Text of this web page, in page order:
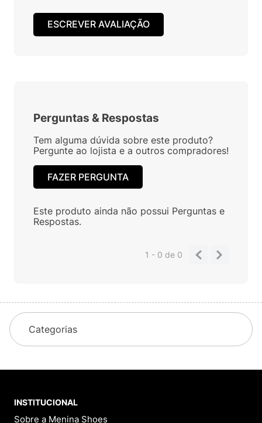
ESCREVER AVALIAÇÃO
Perguntas & Respostas
Tem alguma dúvida sobre este produto?
Pergunte ao lojista e a outros compradores!
FAZER PERGUNTA
Este produto ainda não possui Perguntas e
Respostas.
1 - 0de 0
Categorias
INSTITUCIONAL
Sobre a Menina Shoes